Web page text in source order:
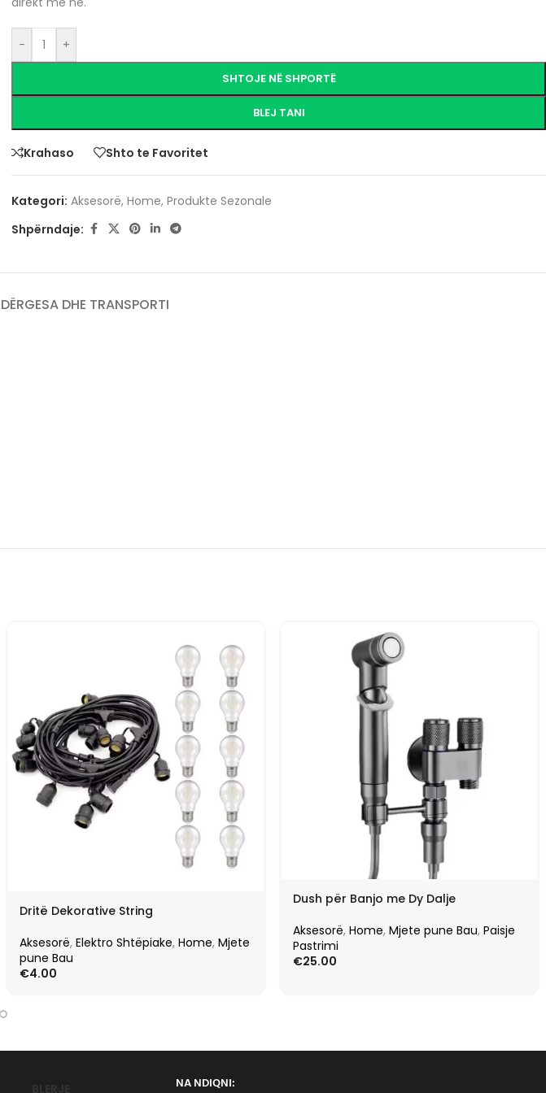
- +
SHTOJE NË SHPORTË
BLEJ TANI
Krahaso Shto te Favoritet
Kategori: Aksesorë, Home, Produkte Sezonale
Shpërndaje:
DËRGESA DHE TRANSPORTI
Dritë Dekorative String
Aksesorë, Elektro Shtëpiake, Home, Mjete
pune Bau
€4.00
Dush për Banjo me Dy Dalje
Aksesorë, Home, Mjete pune Bau, Paisje
Pastrimi
€25.00
NA NDIQNI: